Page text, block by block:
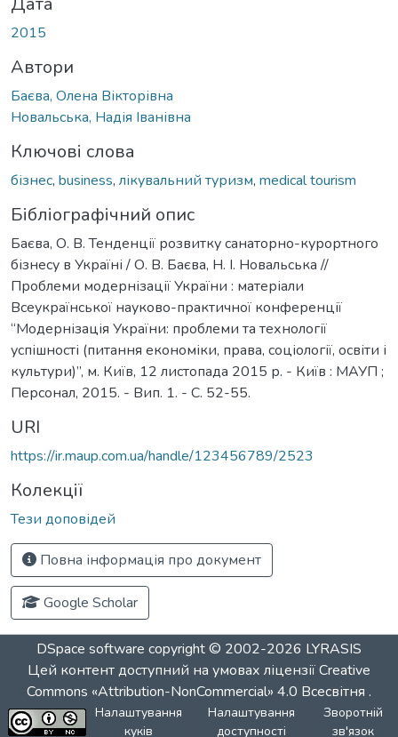
2015
Автори
Баєва, Олена Вікторівна
Новальська, Надія Іванівна
Ключові слова
бізнес, business, лікувальний туризм, medical tourism
Бібліографічний опис
Баєва, О. В. Тенденції розвитку санаторно-курортного
бізнесу в Україні / О. В. Баєва, Н. І. Новальська //
Проблеми модернізації України : матеріали
Всеукраїнської науково-практичної конференції
“Модернізація України: проблеми та технології
успішності (питання економіки, права, соціології, освіти і
культури)”, м. Київ, 12 листопада 2015 р. - Київ : МАУП ;
Персонал, 2015. - Вип. 1. - С. 52-55.
URI
https://ir.maup.com.ua/handle/123456789/2523
Колекції
Тези доповідей
Повна інформація про документ
Google Scholar
DSpace software copyright © 2002-2026 LYRASIS
Цей контент доступний на умовах ліцензіїCreative
Commons «Attribution-NonCommercial» 4.0 Всесвітня .
Налаштування
куків
Налаштування
доступності
Зворотній
зв'язок